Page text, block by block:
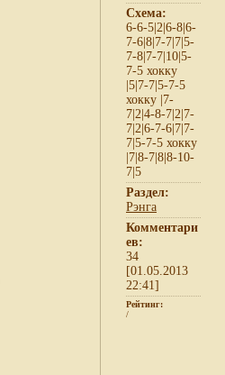
Схема:
6-6-5|2|6-8|6-
7-6|8|7-7|7|5-
7-8|7-7|10|5-
7-5 хокку
|5|7-7|5-7-5
хокку |7-
7|2|4-8-7|2|7-
7|2|6-7-6|7|7-
7|5-7-5 хокку
|7|8-7|8|8-10-
7|5
Раздел:
Рэнга
Комментари
ев:
34
[01.05.2013
22:41]
Рейтинг:
/